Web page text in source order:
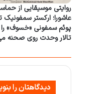
روایتی موسیقایی از
عاشورا؛ ارکستر سمفونیک
پوئم سمفونی «خسوف» را
تالار وحدت روی صحنه
دیدگاهتان را